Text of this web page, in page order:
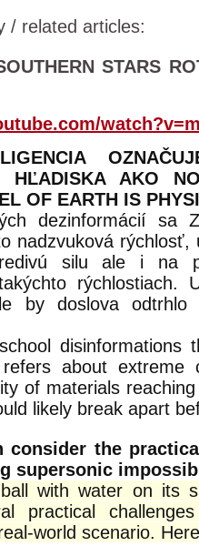
/ related articles:
STARS
HĽADISKA AKO
OF EARTH IS
dezinformácií sa
nadzvuková rýchlosť,
silu ale i na
rýchlostiach.
by doslova odtrhlo
disinformations
about extreme
of materials
likely break apart
consider the
supersonic
with water on its
practical
world scenario.